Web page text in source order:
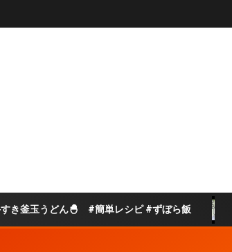
うどん🐣 #簡単レシピ #ずぼら飯